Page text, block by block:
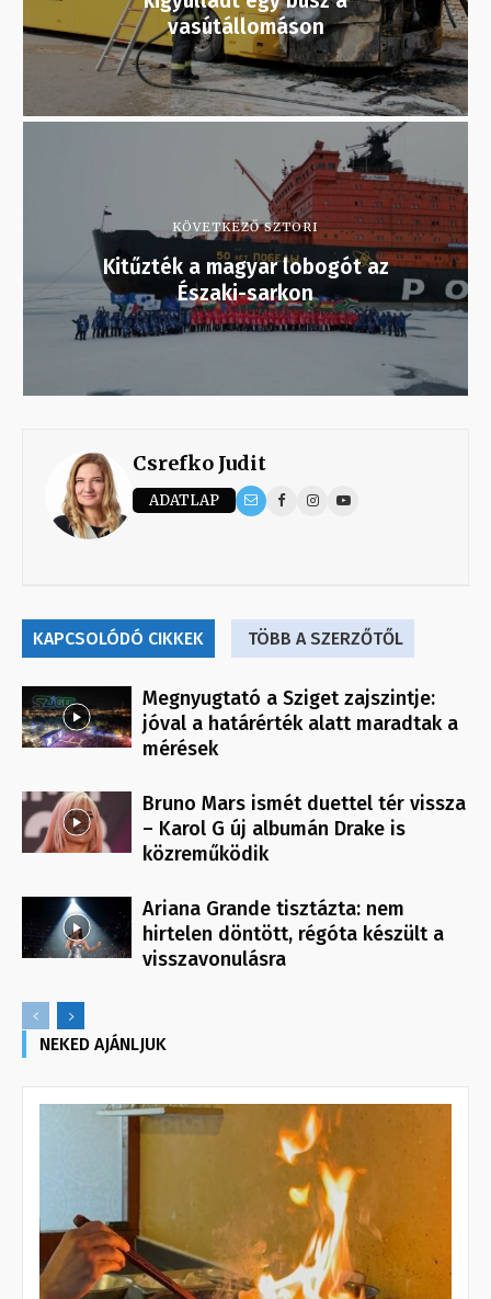
vasútállomáson
KÖVETKEZŐ SZTORI
Kitűzték a magyar lobogót az
Északi-sarkon
Csrefko Judit
ADATLAP
KAPCSOLÓDÓ CIKKEK TÖBB A SZERZŐTŐL
Megnyugtató a Sziget zajszintje:
jóval a határérték alatt maradtak a
mérések
Bruno Mars ismét duettel tér vissza
– Karol G új albumán Drake is
közreműködik
Ariana Grande tisztázta: nem
hirtelen döntött, régóta készült a
visszavonulásra
NEKED AJÁNLJUK